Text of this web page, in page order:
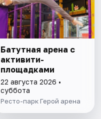
Батутная арена с
активити-
площадками
22 августа 2026 •
суббота
Ресто-парк Герой арена